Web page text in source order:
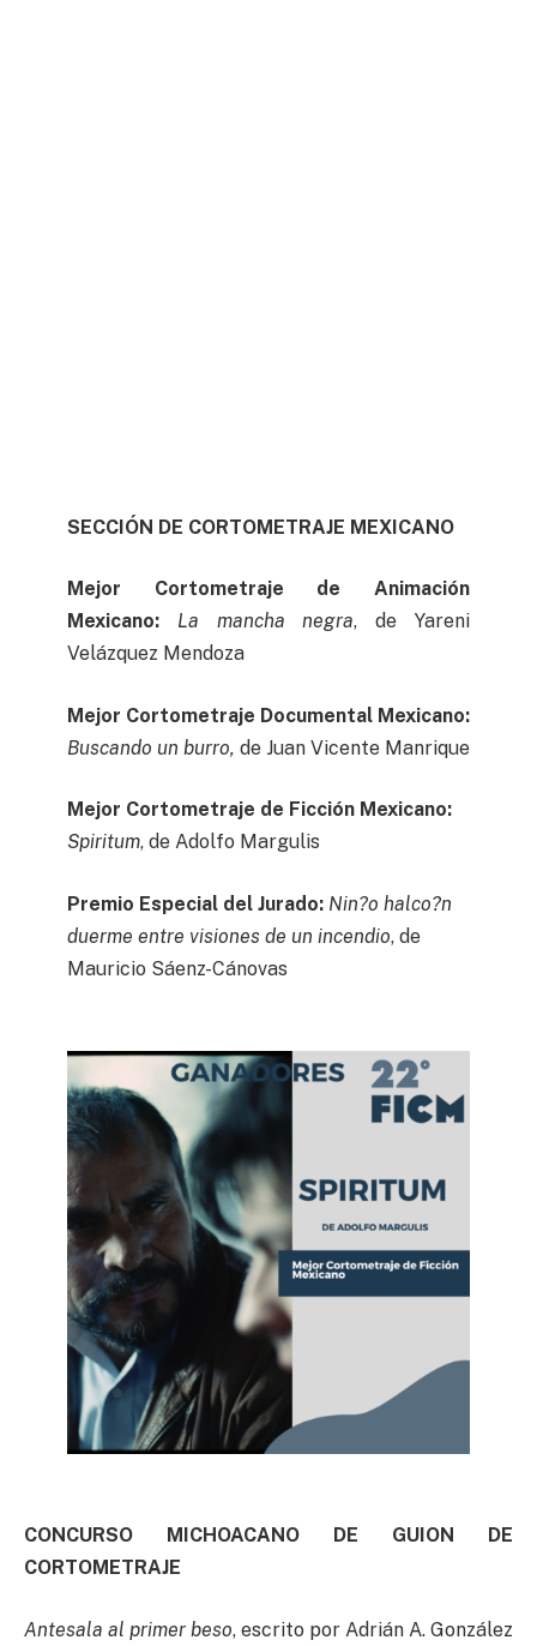
SECCIÓN DE CORTOMETRAJE MEXICANO
Mejor Cortometraje de Animación
Mexicano:
La mancha negra, de Yareni
Velázquez Mendoza
Mejor Cortometraje Documental Mexicano:
Buscando un burro, de Juan Vicente Manrique
Mejor Cortometraje de Ficción Mexicano:
Spiritum, de Adolfo Margulis
Premio Especial del Jurado: Nin?o halco?n
duerme entre visiones de un incendio, de
Mauricio Sáenz-Cánovas
CONCURSO MICHOACANO DE GUION DE
CORTOMETRAJE
Antesala al primer beso, escrito por Adrián A. González